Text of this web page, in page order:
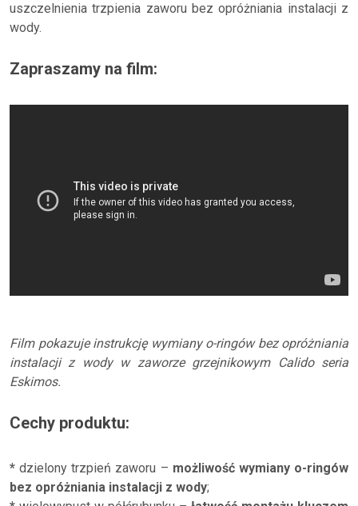
uszczelnienia trzpienia zaworu bez opróżniania instalacji z
wody.
Zapraszamy na film:
Film pokazuje instrukcję wymiany o-ringów bez opróżniania
instalacji z wody w zaworze grzejnikowym Calido seria
Eskimos.
Cechy produktu:
* dzielony trzpień zaworu – możliwość wymiany o-ringów
bez opróżniania instalacji z wody;